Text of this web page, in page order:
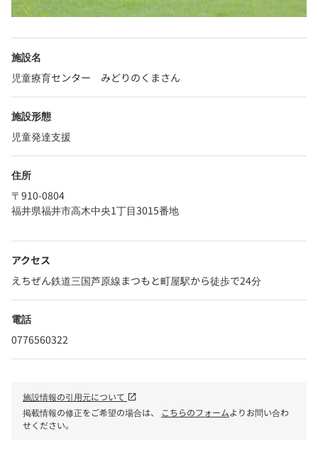
施設名
児童療育センター みどりのくまさん
施設形態
児童発達支援
住所
〒910-0804
福井県福井市高木中央1丁目3015番地
アクセス
えちぜん鉄道三国芦原線まつもと町屋駅から徒歩で24分
電話
0776560322
施設情報の引用元について open_in_new
掲載情報の修正をご希望の場合は、 こちらのフォームよりお問い合わ
せください。